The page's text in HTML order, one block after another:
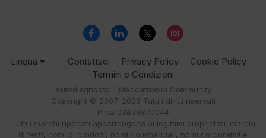
Lingua Contattaci Privacy Policy
Cookie Policy
Termini e Condizioni
Autodiagnostic | Meccatronici Community
Copyright © 2007-2026 Tutti i diritti riservati
P.iva 03438870044
Tutti i marchi riportati appartengono ai legittimi proprietari; marchi
di terzi, nomi di prodotti, nomi commerciali, nomi corporativi e